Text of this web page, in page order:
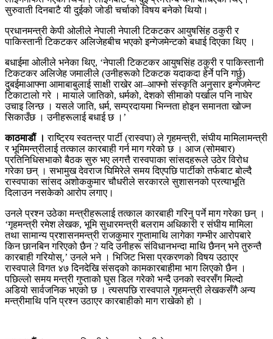
सुरुवाती दिनबाटै यी दुईको जोडी चर्चाको विषय बनेको थियो।
प्रधानमन्त्री केपी ओलीले नेपाली नेपाली टिकटकर आयुषसिंह ठकुरी र
पाकिस्तानी टिकटकर अलिजेहबीच भएको इन्गेजमेन्टको बधाई दिएका थिए ।
बधाईमा ओलीले भनेका थिए, ‘नेपाली टिकटकर आयुषसिंह ठकुरी र पाकिस्तानी
टिकटकर अलिजेह जमालीले (उनीहरूको टिकटक यदाकदा हेर्ने पनि गर्छु)
दुबईमाआफ्ना आमाबाबुलाई साक्षी राखेर आ–आफ्नो संस्कृति अनुसार इन्गेजमेन्ट
टिकाटालो गरे । मायाले जातिको, धर्मको, देशको सीमाको पर्खाल पनि नाघेर
उचाइ लिन्छ । यसले जाति, धर्म, सम्प्रदायमा भिन्नता होइन समानता खोज्न
सिकाउँछ । उनीहरूलाई बधाई छ ।’
काठमाडौं । राष्ट्रिय स्वतन्त्र पार्टी (रास्वपा) ले गृहमन्त्री, संघीय मामिलामन्त्री
र भूमिमन्त्रीलाई तत्काल कारबाही गर्न माग गरेको छ । आज (सोमबार)
प्रतिनिधिसभाको बैठक सुरु भए लगत्तै रास्वपाका सांसदहरूले उठेर विरोध
गरेका छन् । सभामुख देवराज घिमिरेले समय दिएपछि पार्टीको तर्फबाट बोल्दै
रास्वपाका सांसद अशोककुमार चौधरीले सरकारले सुशासनको प्रत्याभूति
दिलाउन नसकेको आरोप लगाए।
उनले प्रश्न उठेका मन्त्रीहरूलाई तत्काल कारबाही गरिनु पर्ने माग गरेका छन् ।
‘गृहमन्त्री रमेश लेखक, भूमि सुधारमन्त्री बलराम अधिकारी र संघीय मामिला
तथा सामान्य प्रशासनमन्त्री राजकुमार गुप्तामाथि लागेका गम्भीर आरोपबारे
किन छानबिन गरिएको छैन ? यदि उनीहरू संविधानभन्दा माथि छैनन् भने तुरुन्तै
कारबाही गरियोस्,’ उनले भने । भिजिट भिसा प्रकरणको विषय उठाएर
रास्वपाले विगत ४७ दिनदेखि संसद्को कामकारबाहीमा भाग लिएको छैन ।
पछिल्लो समय मन्त्री गुप्ताको घुस डिल गरेको भन्दै उनको स्वरसँग मिल्दो
अडियो सार्वजनिक भएको छ । त्यसपछि रास्वपाले गृहमन्त्री लेखकसँगै अन्य
मन्त्रीमाथि पनि प्रश्न उठाएर कारबाहीको माग राखेको हो ।